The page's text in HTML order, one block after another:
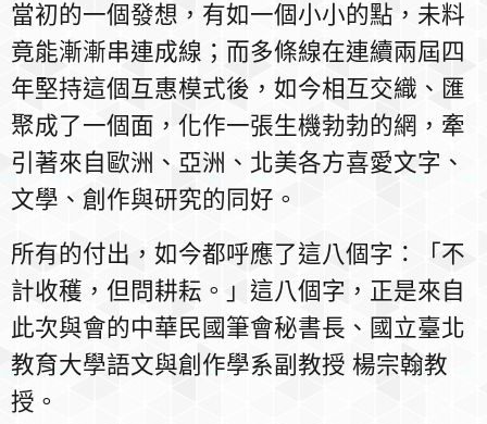
當初的一個發想，有如一個小小的點，未料
竟能漸漸串連成線；而多條線在連續兩屆四
年堅持這個互惠模式後，如今相互交織、匯
聚成了一個面，化作一張生機勃勃的網，牽
引著來自歐洲、亞洲、北美各方喜愛文字、
文學、創作與研究的同好。
所有的付出，如今都呼應了這八個字：「不
計收穫，但問耕耘。」這八個字，正是來自
此次與會的中華民國筆會秘書長、國立臺北
教育大學語文與創作學系副教授 楊宗翰教
授。